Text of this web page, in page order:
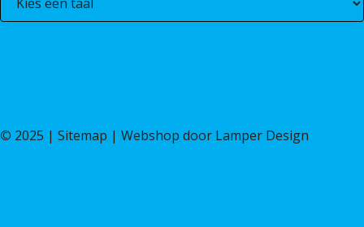
© 2025 | Sitemap | Webshop door Lamper Design